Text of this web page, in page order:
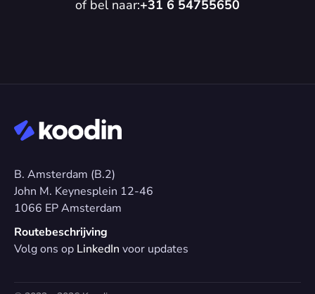
of bel naar:+31 6 54755650
B. Amsterdam (B.2)
John M. Keynesplein 12-46
1066 EP Amsterdam
Routebeschrijving
Volg ons op LinkedIn voor updates